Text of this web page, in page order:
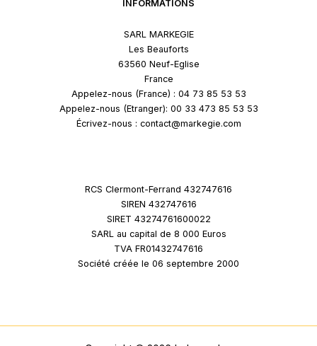
INFORMATIONS
SARL MARKEGIE
Les Beauforts
63560 Neuf-Eglise
France
Appelez-nous (France) : 04 73 85 53 53
Appelez-nous (Etranger): 00 33 473 85 53 53
Écrivez-nous : contact@markegie.com
RCS Clermont-Ferrand 432747616
SIREN 432747616
SIRET 43274761600022
SARL au capital de 8 000 Euros
TVA FR01432747616
Société créée le 06 septembre 2000